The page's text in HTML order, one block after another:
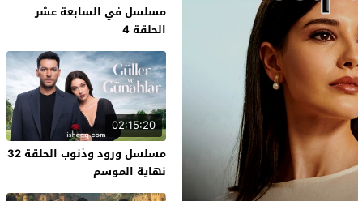
مسلسل في السابعة عشر
الحلقة 4
02:15:20
مسلسل ورود وذنوب الحلقة 32
نهاية الموسم